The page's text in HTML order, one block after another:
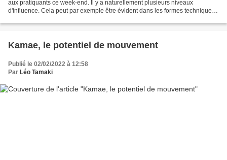
aux pratiquants ce week-end. Il y a naturellement plusieurs niveaux
d'influence. Cela peut par exemple être évident dans les formes techniques
Kamae, le potentiel de mouvement
Publié le 02/02/2022 à 12:58
Par Léo Tamaki